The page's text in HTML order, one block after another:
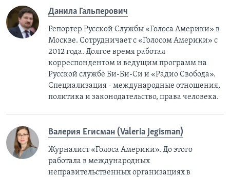
Данила Гальперович
Репортер Русской Службы «Голоса Америки» в
Москве. Сотрудничает с «Голосом Америки» с
2012 года. Долгое время работал
корреспондентом и ведущим программ на
Русской службе Би-Би-Си и «Радио Свобода».
Специализация - международные отношения,
политика и законодательство, права человека.
Валерия Егисман (Valeria Jegisman)
Журналист «Голоса Америки». До этого
работала в международных
неправительственных организациях в